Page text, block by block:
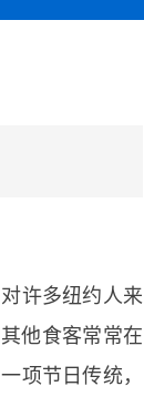
许多纽约人来
他食客常常在
项节日传统，